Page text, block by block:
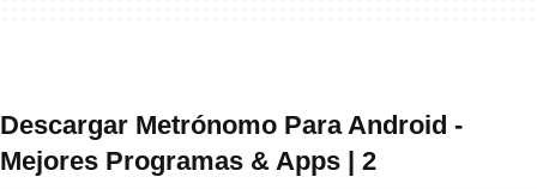
Descargar Metrónomo Para Android -
Mejores Programas & Apps | 2